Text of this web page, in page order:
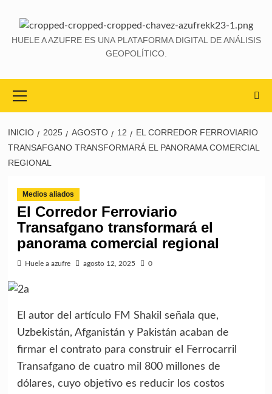
HUELE A AZUFRE ES UNA PLATAFORMA DIGITAL DE ANÁLISIS
GEOPOLÍTICO.
INICIO 2025 AGOSTO 12
EL CORREDOR FERROVIARIO
TRANSAFGANO TRANSFORMARÁ EL PANORAMA COMERCIAL
REGIONAL
Medios aliados
El Corredor Ferroviario
Transafgano transformará el
panorama comercial regional
Huele a azufre agosto 12, 2025 0
El autor del artículo FM Shakil señala que,
Uzbekistán, Afganistán y Pakistán acaban de
firmar el contrato para construir el Ferrocarril
Transafgano de cuatro mil 800 millones de
dólares, cuyo objetivo es reducir los costos